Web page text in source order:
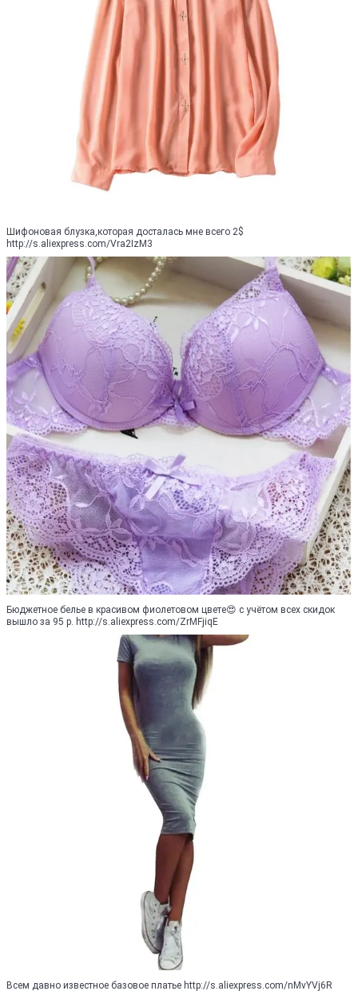
Шифоновая блузка,которая досталась мне всего 2$
http://s.aliexpress.com/Vra2IzM3
Бюджетное белье в красивом фиолетовом цвете😍 с учётом всех скидок
вышло за 95 р. http://s.aliexpress.com/ZrMFjiqE
Всем давно известное базовое платье http://s.aliexpress.com/nMvYVj6R